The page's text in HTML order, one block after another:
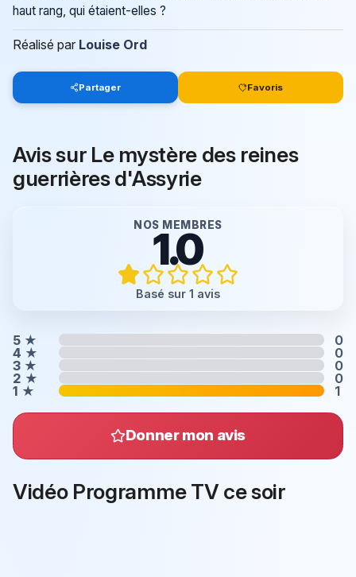
haut rang, qui étaient-elles ?
Réalisé par Louise Ord
Partager Favoris
Avis sur Le mystère des reines
guerrières d'Assyrie
NOS MEMBRES
1.0
Basé sur 1 avis
5 ★
0
4 ★
0
3 ★
0
2 ★
0
1 ★ 1
Donner mon avis
Vidéo Programme TV ce soir